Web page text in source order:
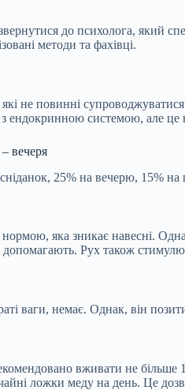
до психолога, який
методи та фахівці.
які не повинні
ендокринною системою, але це
вечеря
25% на вечерю, 15% на
яка зникає навесні.
Рух також
ваги, немає. Однак, він
вживати не
ложки меду на день. Це